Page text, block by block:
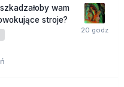
wam
stroje?